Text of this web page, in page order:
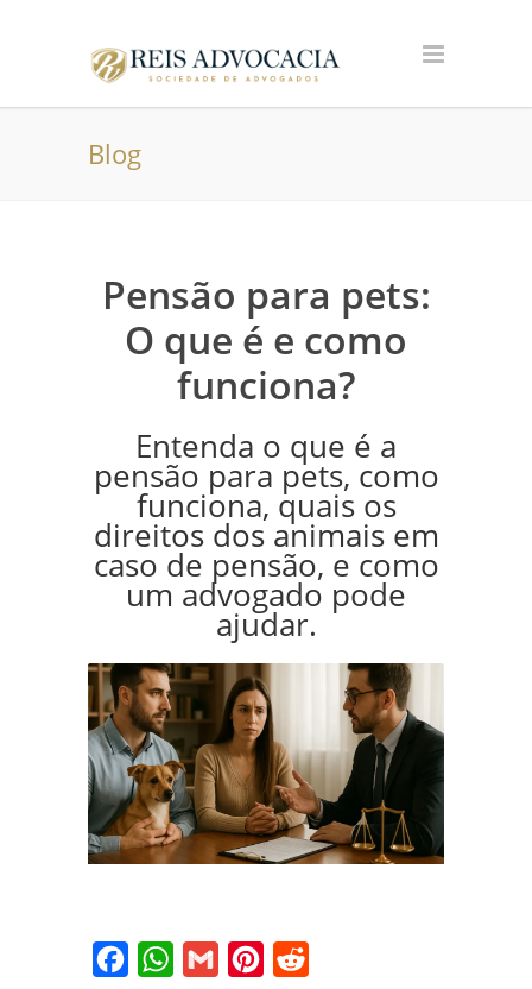
Blog
Pensão para pets:
O que é e como
funciona?
Entenda o que é a
pensão para pets, como
funciona, quais os
direitos dos animais em
caso de pensão, e como
um advogado pode
ajudar.